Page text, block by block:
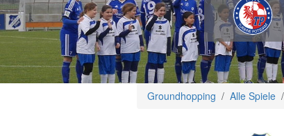
Groundhopping Alle Spiele